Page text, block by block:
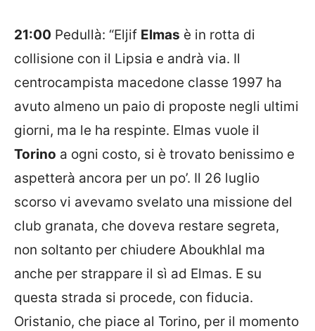
21:00 Pedullà: “Eljif Elmas è in rotta di
collisione con il Lipsia e andrà via. Il
centrocampista macedone classe 1997 ha
avuto almeno un paio di proposte negli ultimi
giorni, ma le ha respinte. Elmas vuole il
Torino a ogni costo, si è trovato benissimo e
aspetterà ancora per un po’. Il 26 luglio
scorso vi avevamo svelato una missione del
club granata, che doveva restare segreta,
non soltanto per chiudere Aboukhlal ma
anche per strappare il sì ad Elmas. E su
questa strada si procede, con fiducia.
Oristanio, che piace al Torino, per il momento